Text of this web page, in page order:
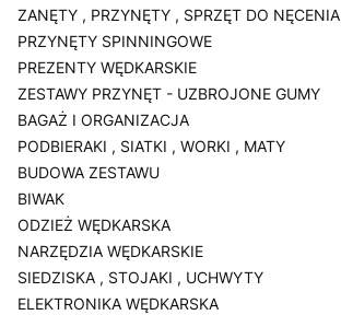
ZANĘTY , PRZYNĘTY , SPRZĘT DO NĘCENIA
PRZYNĘTY SPINNINGOWE
PREZENTY WĘDKARSKIE
ZESTAWY PRZYNĘT - UZBROJONE GUMY
BAGAŻ I ORGANIZACJA
PODBIERAKI , SIATKI , WORKI , MATY
BUDOWA ZESTAWU
BIWAK
ODZIEŻ WĘDKARSKA
NARZĘDZIA WĘDKARSKIE
SIEDZISKA , STOJAKI , UCHWYTY
ELEKTRONIKA WĘDKARSKA